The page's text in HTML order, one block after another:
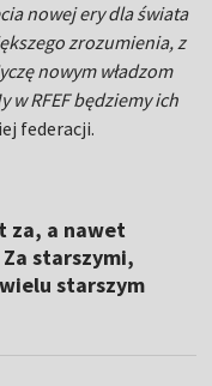
nowej ery dla świata
zrozumienia, z
nowym władzom
RFEF będziemy ich
federacji.
za, a nawet
starszymi,
starszym